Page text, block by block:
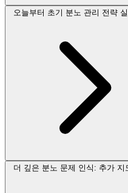
오늘부터 초기 분노 관리 전략
더 깊은 분노 문제 인식: 추가 지